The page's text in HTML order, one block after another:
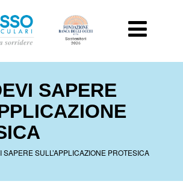
SAPERE
SAPERE SULL’APPLICAZIONE PROTESICA